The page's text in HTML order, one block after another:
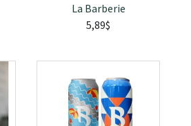
La Barberie
5,89$